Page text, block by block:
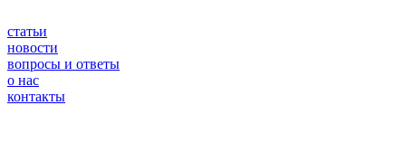
статьи
новости
вопросы и ответы
о нас
контакты